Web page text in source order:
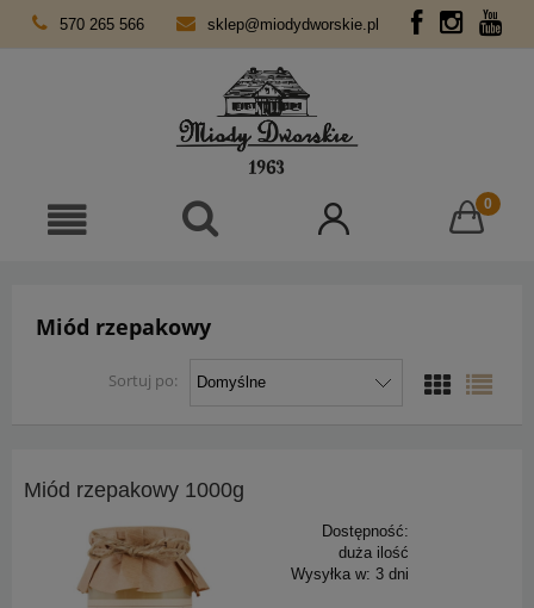
570 265 566 sklep@miodydworskie.pl
Miód rzepakowy
Sortuj po:
Miód rzepakowy 1000g
Dostępność:
duża ilość
Wysyłka w: 3 dni